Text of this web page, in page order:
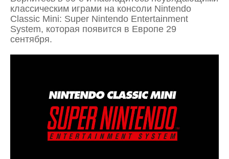
классическим играми на консоли Nintendo
Classic Mini: Super Nintendo Entertainment
System, которая появится в Европе 29
сентября.